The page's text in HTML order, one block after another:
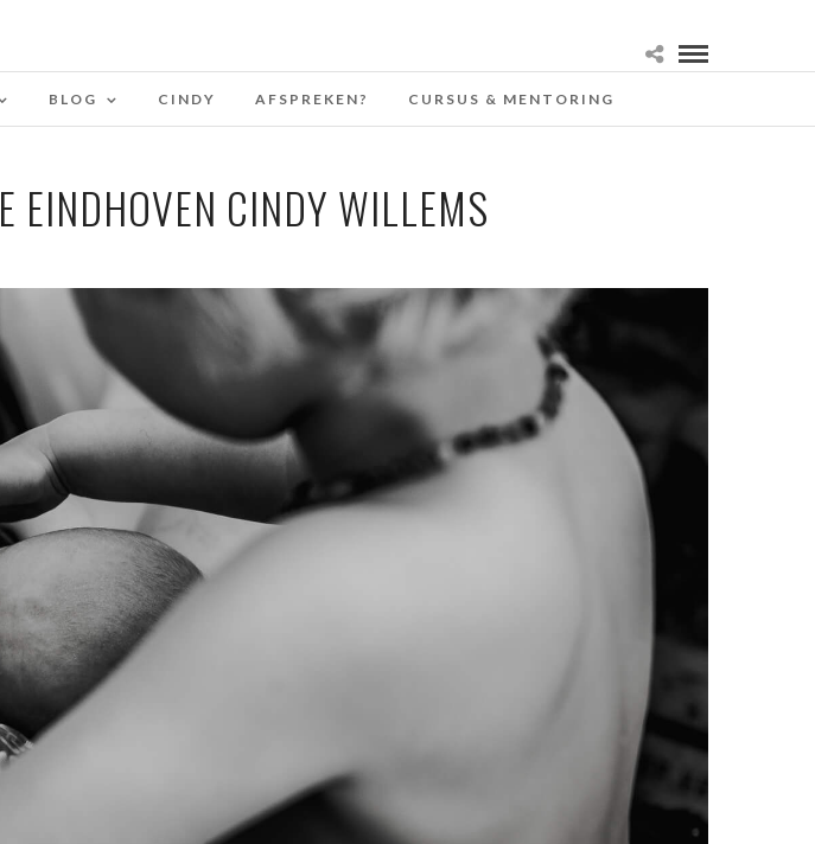
BLOG CINDY AFSPREKEN? CURSUS & MENTORING
EINDHOVEN CINDY WILLEMS